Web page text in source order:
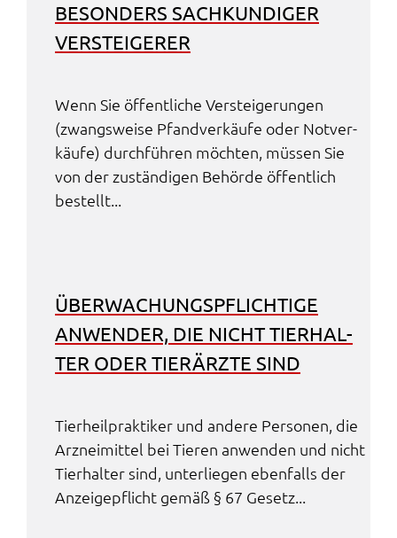
BESON­DERS SACH­KUN­DI­GER
VERSTEI­GE­RER
Wenn Sie öffent­li­che Verstei­ge­run­gen
(zwangs­wei­se Pfand­ver­käu­fe oder Notver­
käu­fe) durch­füh­ren möch­ten, müssen Sie
von der zustän­di­gen Behör­de öffent­lich
bestellt...
ÜBER­WA­CHUNGS­PFLICH­TI­GE
ANWEN­DER, DIE NICHT TIER­HAL­
TER ODER TIER­ÄRZ­TE SIND
Tier­heil­prak­ti­ker und ande­re Perso­nen, die
Arznei­mit­tel bei Tieren anwen­den und nicht
Tier­hal­ter sind, unter­lie­gen eben­falls der
Anzei­ge­pflicht gemäß § 67 Gesetz...